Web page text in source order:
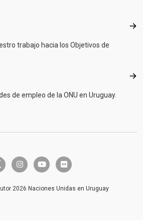
trabajo hacia los Objetivos de
de empleo de la ONU en Uruguay.
x instagramyoutube flickr
2026 Naciones Unidas en Uruguay